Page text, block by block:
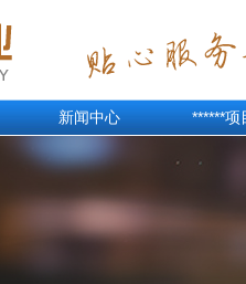
新闻中心 ******项